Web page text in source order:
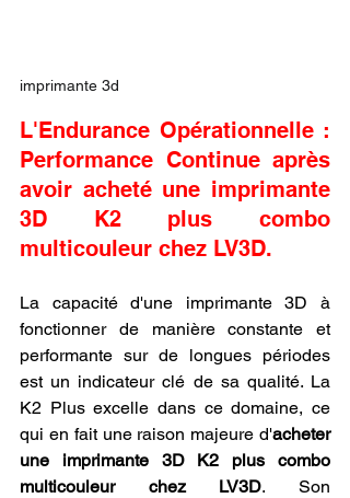
imprimante 3d
L'Endurance Opérationnelle :
Performance Continue après
avoir acheté une imprimante
3D K2 plus combo
multicouleur chez LV3D.
La capacité d'une imprimante 3D à
fonctionner de manière constante et
performante sur de longues périodes
est un indicateur clé de sa qualité. La
K2 Plus excelle dans ce domaine, ce
qui en fait une raison majeure d'acheter
une imprimante 3D K2 plus combo
multicouleur chez LV3D. Son